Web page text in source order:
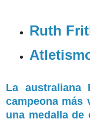
Ruth
La
campeona más
una medalla de